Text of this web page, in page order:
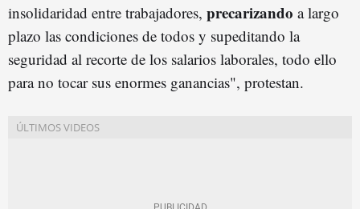
insolidaridad entre trabajadores, precarizando a largo
plazo las condiciones de todos y supeditando la
seguridad al recorte de los salarios laborales, todo ello
para no tocar sus enormes ganancias", protestan.